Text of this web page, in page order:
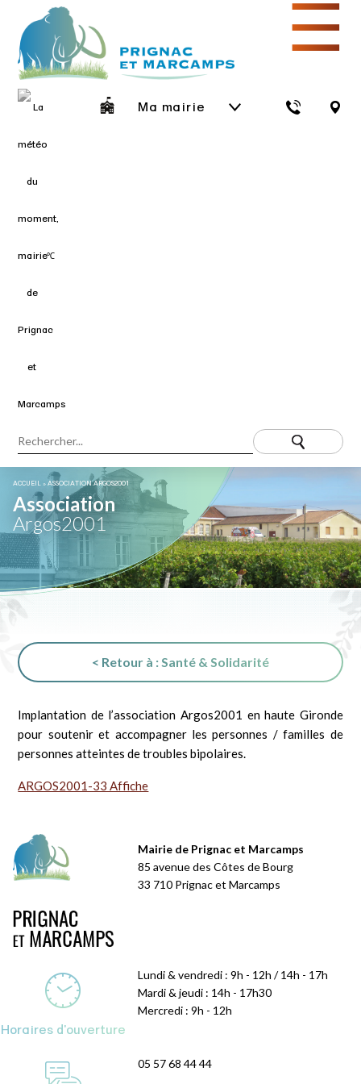
℃
Ma mairie
☰
ACCUEIL »ASSOCIATION ARGOS2001
Association
Argos2001
< Retour à : Santé & Solidarité
Implantation de l’association Argos2001 en haute Gironde
pour soutenir et accompagner les personnes / familles de
personnes atteintes de troubles bipolaires.
ARGOS2001-33 Affiche
Mairie de Prignac et Marcamps
85 avenue des Côtes de Bourg
33 710 Prignac et Marcamps
Horaires d'ouverture
Lundi & vendredi : 9h - 12h / 14h - 17h
Mardi & jeudi : 14h - 17h30
Mercredi : 9h - 12h
05 57 68 44 44